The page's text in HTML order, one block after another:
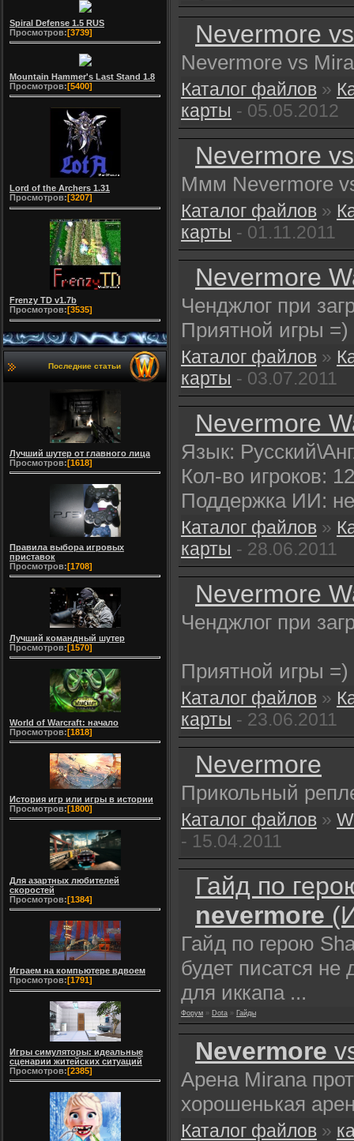
Spiral Defense 1.5 RUS
Просмотров:[3739]
Mountain Hammer's Last Stand 1.8
Просмотров:[5400]
Lord of the Archers 1.31
Просмотров: [3207]
Frenzy TD v1.7b
Просмотров: [3535]
Последние статьи
Лучший шутер от главного лица
Просмотров:[1618]
Правила выбора игровых
приставок
Просмотров:[1708]
Лучший командный шутер
Просмотров:[1570]
World of Warcraft: начало
Просмотров:[1818]
История игр или игры в истории
Просмотров:[1800]
Для азартных любителей
скоростей
Просмотров:[1384]
Играем на компьютере вдвоем
Просмотров: [1791]
Игры симуляторы: идеальные
сценарии житейских ситуаций
Просмотров:[2385]
Nevermore
Nevermore vs
Каталог файлов »
карты - 05.05.2012
Nevermore
Ммм Nevermore
Каталог файлов »
карты - 01.11.2011
Nevermore
Ченджлог при
Приятной игры =)
Каталог файлов »
карты - 03.07.2011
Nevermore
Язык:
Кол-во игроков: 12
Поддержка ИИ:
Каталог файлов »
карты - 28.06.2011
Nevermore
Ченджлог при
Приятной игры =)
Каталог файлов »
карты - 23.06.2011
Nevermore
Прикольный
Каталог файлов »
- 15.04.2011
Гайд по
nevermore
Гайд по герою
будет писатся
для иккапа ...
Форум » Dota » Гайды
Nevermore
Арена Mirana
хорошенькая
Каталог файлов »